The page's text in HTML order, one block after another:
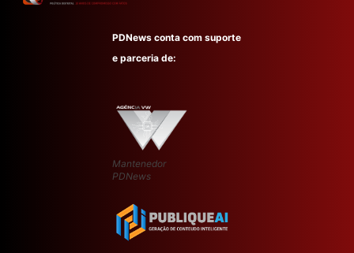
PDNews conta com suporte
e parceria de:
Mantenedor
PDNews